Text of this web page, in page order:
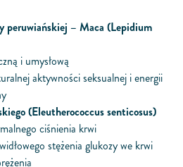
peruwiańskiej – Maca (Lepidium
i umysłową
aktywności seksualnej i energii
(Eleutherococcus senticosus)
ciśnienia krwi
stężenia glukozy we krwi